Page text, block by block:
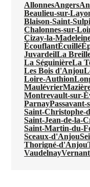
AllonnesAngers
Beaulieu-sur-
Blaison-Saint-
Chalonnes-sur-
Cizay-la-
ÉcouflantÉcuillé
JuvardeilLa
La SéguinièreLa
Les Bois d'Anjou
Loire-Authion
Maulévrier
Montrevault-sur-
Parnay
Saint-Christophe-
Saint-Jean-de-la-
Saint-Martin-du-
Sceaux-d'Anjou
Thorigné-d'Anjou
Vaudelnay